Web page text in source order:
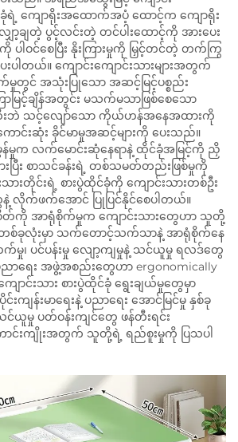
ခုံရဲ့ ကျောရိုးအထောက်အပံ့ ထောင့်က ကျောရိုး
ော့ချတဲ့ ပွင့်လင်းတဲ့ တင်ပါးထောင့်ကို အားပေး
ပါဝင်စေပြီး နိုးကြားမှုကို မြှင့်တင်တဲ့ တက်ကြွ
ါတယ်။ ကျောင်းကျောင်းသားများအတွက်
တွင် အသုံးပြုသော အဆင့်မြင့်ပစ္စည်း
ာမြင့်ချိန်အတွင်း မသက်မသာဖြစ်စေသော
န်တီးဘဲ သင့်လျော်သော ကိုယ်ဟန်အနေအထားကို
ာင်းဆုံး ခိုင်မာမှုအဆင့်များကို ပေးသည်။
န်မှုက လက်မောင်းဆုံနေရာနဲ့ ထိုင်ခုံအမြင့်ကို ညှိ
ပြီး စာသင်ခန်းရဲ့ တစ်သမတ်တည်းဖြစ်မှုကို
သားတိုင်းရဲ့ စားပွဲထိုင်ခုံကို ကျောင်းသားတစ်ဦး
လိုက်ဖက်အောင် ပြုပြင်နိုင်စေပါတယ်။
တ်ကို အာရုံစိုက်မှုက ကျောင်းသားတွေဟာ သူတို့
တစ်ခုလုံးမှာ သက်တောင့်သက်သာနဲ့ အာရုံစိုက်နေ
မှု၊ ပင်ပန်းမှု လျော့ကျမှုနဲ့ သင်ယူမှု ရလဒ်တွေ
ရေး အဖွဲ့အစည်းတွေဟာ ergonomically
ောင်းသား စားပွဲထိုင်ခုံ ရွေးချယ်မှုတွေမှာ
းကျန်းမာရေးနဲ့ ပညာရေး အောင်မြင်မှု နှစ်ခု
င်ယူမှု ပတ်ဝန်းကျင်တွေ ဖန်တီးရင်း
ာင်းကျိုးအတွက် သူတို့ရဲ့ ရည်စူးမှုကို ပြသပါ